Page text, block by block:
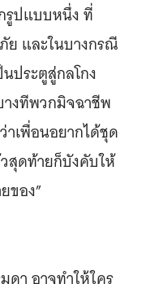
รูปแบบหนึ่ง ที่
ย และในบางกรณี
ประตูสู่กลโกง
างทีพวกมิจฉาชีพ
เพื่อนอยากได้ชุด
สุดท้ายก็บังคับให้
ของ”